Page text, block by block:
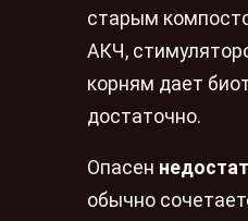
старым
АКЧ,
корням дает
достаточно.
Опасен
обычно